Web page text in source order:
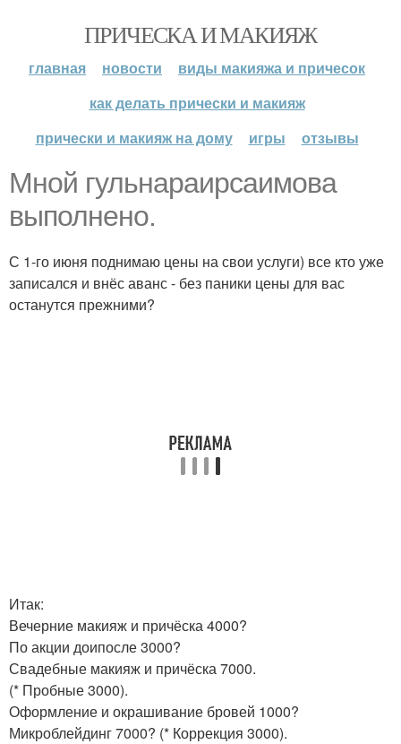
ПРИЧЕСКА И МАКИЯЖ
главная новости
виды макияжа и причесок
как делать прически и макияж
прически и макияж на дому
игры отзывы
Мной гульнараирсаимова
выполнено.
С 1-го июня поднимаю цены на свои услуги) все кто уже
записался и внёс аванс - без паники цены для вас
останутся прежними?
Итак:
Вечерние макияж и причёска 4000?
По акции доипосле 3000?
Свадебные макияж и причёска 7000.
(* Пробные 3000).
Оформление и окрашивание бровей 1000?
Микроблейдинг 7000? (* Коррекция 3000).